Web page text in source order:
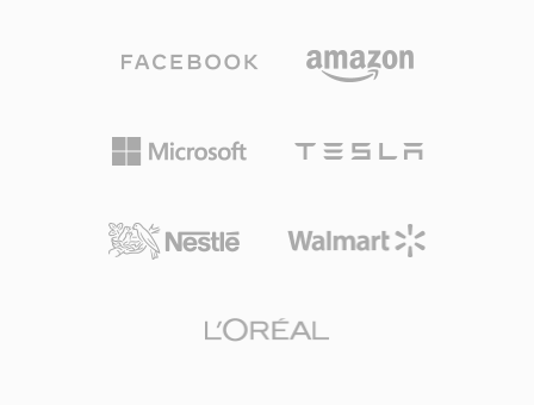
카이브에 남아 있으며, 현대 포맷으로의 변환은
지원하여 주류 오디오 코덱 중 가장 낮은 알고리즘
매력적으로 만듭니다. 완전한 무로열티 오픈소스
로 독점 코덱을 가로막는 라이선스 장벽을 제거합
질을 달성하고 동일 레이트에서 AAC를 능가합니
되어 있습니다. WhatsApp, Discord, Zoom,